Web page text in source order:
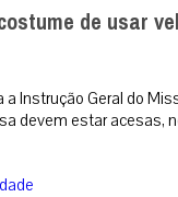
de usar
Instrução Geral do
devem estar acesas,